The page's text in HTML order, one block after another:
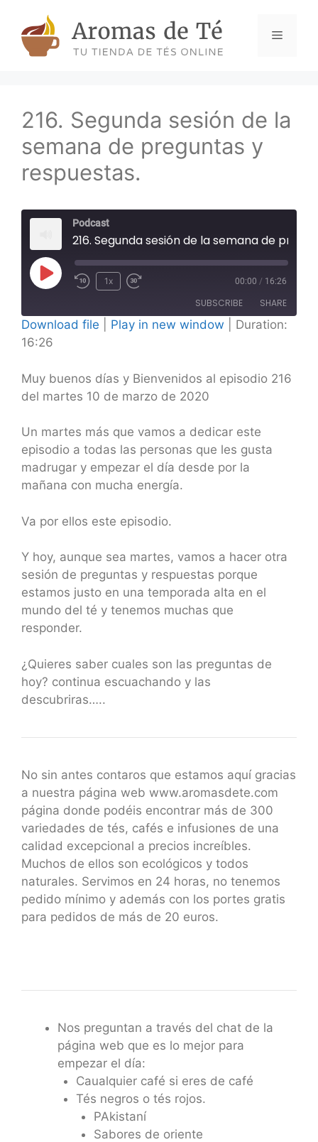
content
Menu
216. Segunda sesión de la
semana de preguntas y
respuestas.
Podcast
Play
1x 00:00 / 16:26
SUBSCRIBE SHARE
SHARE
LINK
Download file Play in new window
Duration:
16:26
Muy buenos días y Bienvenidos al episodio 216
del martes 10 de marzo de 2020
Un martes más que vamos a dedicar este
episodio a todas las personas que les gusta
madrugar y empezar el día desde por la
mañana con mucha energía.
Va por ellos este episodio.
Y hoy, aunque sea martes, vamos a hacer otra
sesión de preguntas y respuestas porque
estamos justo en una temporada alta en el
mundo del té y tenemos muchas que
responder.
¿Quieres saber cuales son las preguntas de
hoy? continua escuachando y las
descubriras…..
No sin antes contaros que estamos aquí gracias
a nuestra página web www.aromasdete.com
página donde podéis encontrar más de 300
variedades de tés, cafés e infusiones de una
calidad excepcional a precios increíbles.
Muchos de ellos son ecológicos y todos
naturales. Servimos en 24 horas, no tenemos
pedido mínimo y además con los portes gratis
para pedidos de más de 20 euros.
Nos preguntan a través del chat de la
página web que es lo mejor para
empezar el día:
Caualquier café si eres de café
Tés negros o tés rojos.
PAkistaní
Sabores de oriente